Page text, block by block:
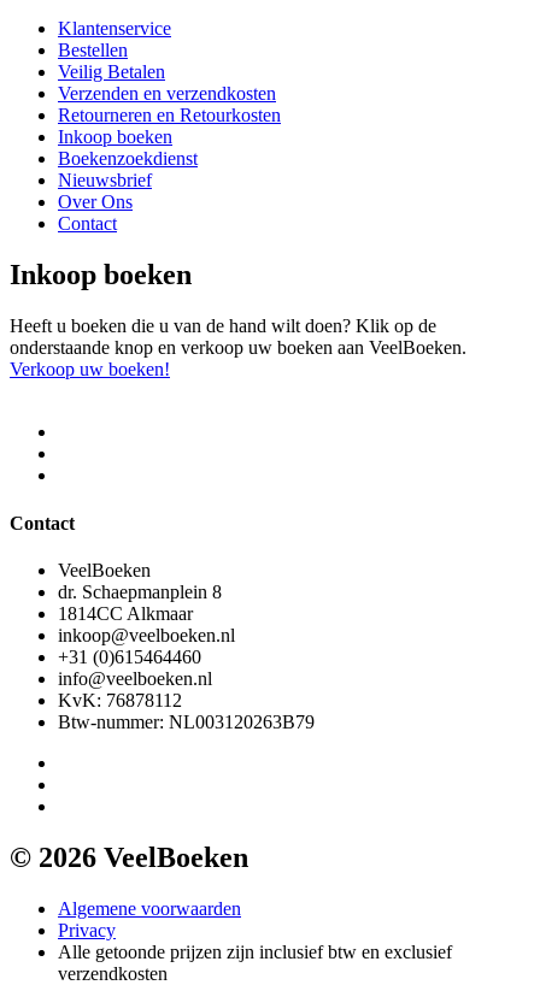
Klantenservice
Bestellen
Veilig Betalen
Verzenden en verzendkosten
Retourneren en Retourkosten
Inkoop boeken
Boekenzoekdienst
Nieuwsbrief
Over Ons
Contact
Inkoop boeken
Heeft u boeken die u van de hand wilt doen? Klik op de
onderstaande knop en verkoop uw boeken aan VeelBoeken.
Verkoop uw boeken!
Contact
VeelBoeken
dr. Schaepmanplein 8
1814CC Alkmaar
inkoop@veelboeken.nl
+31 (0)615464460
info@veelboeken.nl
KvK: 76878112
Btw-nummer: NL003120263B79
© 2026 VeelBoeken
Algemene voorwaarden
Privacy
Alle getoonde prijzen zijn inclusief btw en exclusief
verzendkosten